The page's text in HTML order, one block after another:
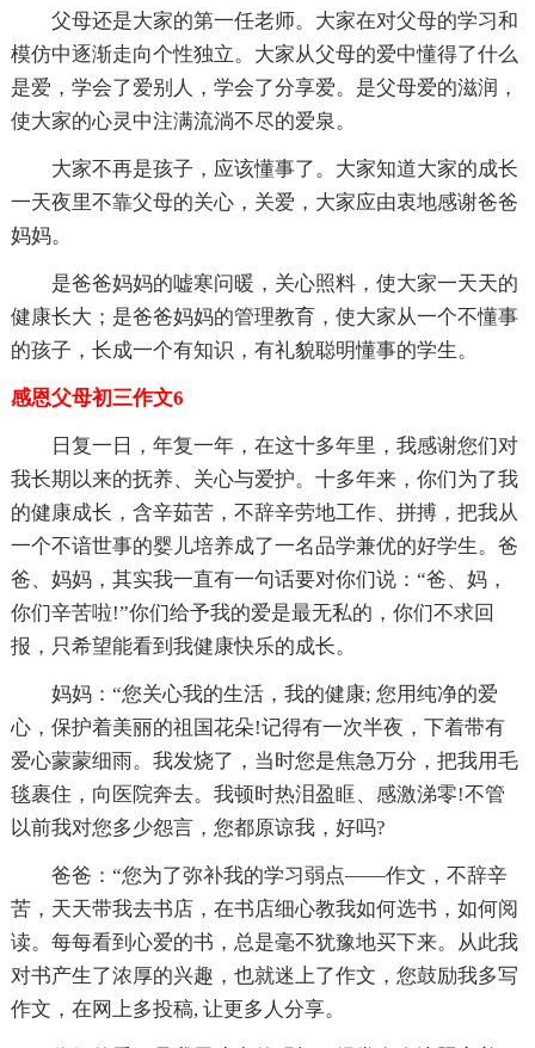
父母还是大家的第一任老师。大家在对父母的学习和
模仿中逐渐走向个性独立。大家从父母的爱中懂得了什么
是爱，学会了爱别人，学会了分享爱。是父母爱的滋润，
使大家的心灵中注满流淌不尽的爱泉。
大家不再是孩子，应该懂事了。大家知道大家的成长
一天夜里不靠父母的关心，关爱，大家应由衷地感谢爸爸
妈妈。
是爸爸妈妈的嘘寒问暖，关心照料，使大家一天天的
健康长大；是爸爸妈妈的管理教育，使大家从一个不懂事
的孩子，长成一个有知识，有礼貌聪明懂事的学生。
感恩父母初三作文6
日复一日，年复一年，在这十多年里，我感谢您们对
我长期以来的抚养、关心与爱护。十多年来，你们为了我
的健康成长，含辛茹苦，不辞辛劳地工作、拼搏，把我从
一个不谙世事的婴儿培养成了一名品学兼优的好学生。爸
爸、妈妈，其实我一直有一句话要对你们说：“爸、妈，
你们辛苦啦!”你们给予我的爱是最无私的，你们不求回
报，只希望能看到我健康快乐的成长。
妈妈：“您关心我的生活，我的健康; 您用纯净的爱
心，保护着美丽的祖国花朵!记得有一次半夜，下着带有
爱心蒙蒙细雨。我发烧了，当时您是焦急万分，把我用毛
毯裹住，向医院奔去。我顿时热泪盈眶、感激涕零!不管
以前我对您多少怨言，您都原谅我，好吗?
爸爸：“您为了弥补我的学习弱点——作文，不辞辛
苦，天天带我去书店，在书店细心教我如何选书，如何阅
读。每每看到心爱的书，总是毫不犹豫地买下来。从此我
对书产生了浓厚的兴趣，也就迷上了作文，您鼓励我多写
作文，在网上多投稿, 让更多人分享。